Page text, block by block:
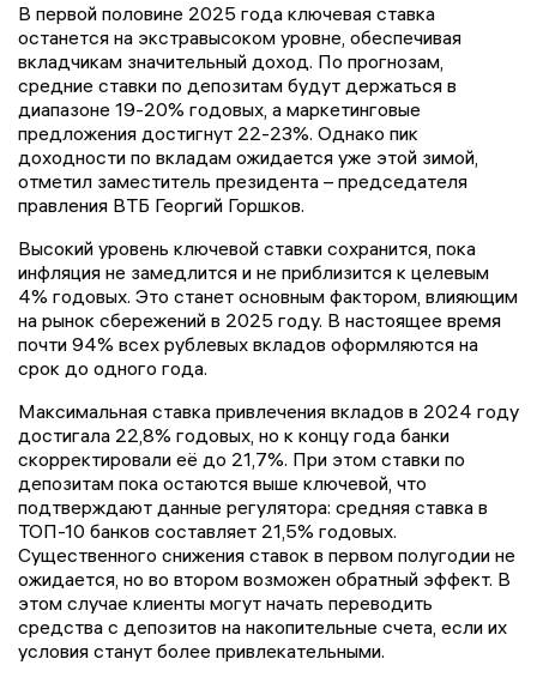
В первой половине 2025 года ключевая ставка
останется на экстравысоком уровне, обеспечивая
вкладчикам значительный доход. По прогнозам,
средние ставки по депозитам будут держаться в
диапазоне 19-20% годовых, а маркетинговые
предложения достигнут 22-23%. Однако пик
доходности по вкладам ожидается уже этой зимой,
отметил заместитель президента – председателя
правления ВТБ Георгий Горшков.
Высокий уровень ключевой ставки сохранится, пока
инфляция не замедлится и не приблизится к целевым
4% годовых. Это станет основным фактором, влияющим
на рынок сбережений в 2025 году. В настоящее время
почти 94% всех рублевых вкладов оформляются на
срок до одного года.
Максимальная ставка привлечения вкладов в 2024 году
достигала 22,8% годовых, но к концу года банки
скорректировали её до 21,7%. При этом ставки по
депозитам пока остаются выше ключевой, что
подтверждают данные регулятора: средняя ставка в
ТОП-10 банков составляет 21,5% годовых.
Существенного снижения ставок в первом полугодии не
ожидается, но во втором возможен обратный эффект. В
этом случае клиенты могут начать переводить
средства с депозитов на накопительные счета, если их
условия станут более привлекательными.